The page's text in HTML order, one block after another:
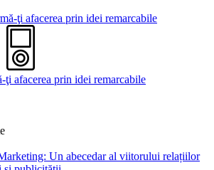
ţi afacerea prin idei remarcabile